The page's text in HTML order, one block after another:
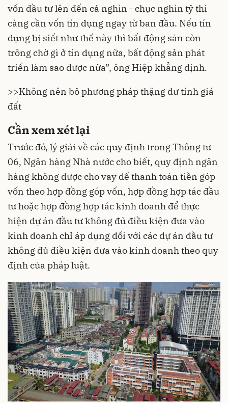
vốn đầu tư lên đến cả nghìn - chục nghìn tỷ thì
càng cần vốn tín dụng ngay từ ban đầu. Nếu tín
dụng bị siết như thế này thì bất động sản còn
trông chờ gì ở tín dụng nữa, bất động sản phát
triển làm sao được nữa”, ông Hiệp khẳng định.
>>Không nên bỏ phương pháp thặng dư tính giá
đất
Cần xem xét lại
Trước đó, lý giải về các quy định trong Thông tư
06, Ngân hàng Nhà nước cho biết, quy định ngân
hàng không được cho vay để thanh toán tiền góp
vốn theo hợp đồng góp vốn, hợp đồng hợp tác đầu
tư hoặc hợp đồng hợp tác kinh doanh để thực
hiện dự án đầu tư không đủ điều kiện đưa vào
kinh doanh chỉ áp dụng đối với các dự án đầu tư
không đủ điều kiện đưa vào kinh doanh theo quy
định của pháp luật.